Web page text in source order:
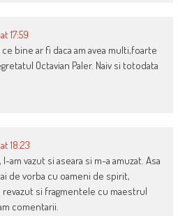
17:59
bine ar fi daca am avea multi,foarte
Octavian Paler. Naiv si totodata
18:23
am vazut si aseara si m-a amuzat. Asa
de vorba cu oameni de spirit,
si fragmentele cu maestrul
comentarii.